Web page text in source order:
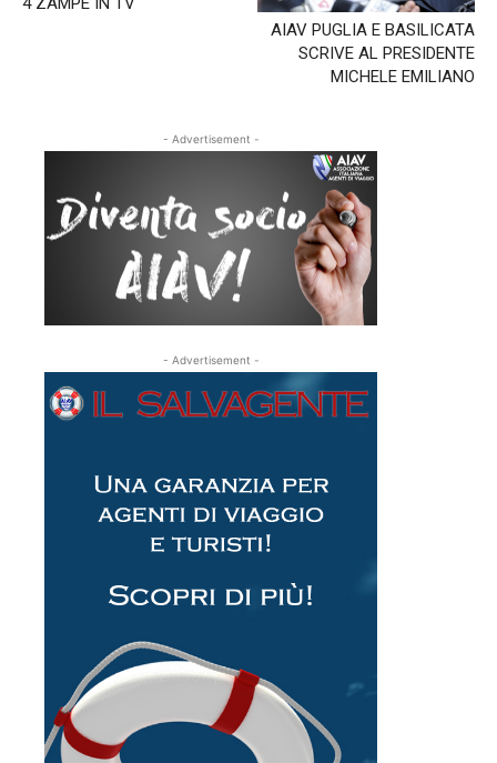
AIAV PUGLIA E BASILICATA
SCRIVE AL PRESIDENTE
MICHELE EMILIANO
- Advertisement -
- Advertisement -